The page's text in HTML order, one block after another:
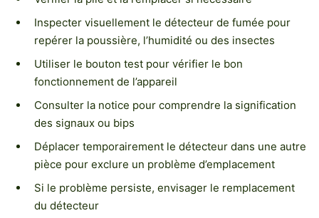
Inspecter visuellement le détecteur de fumée pour
repérer la poussière, l’humidité ou des insectes
Utiliser le bouton test pour vérifier le bon
fonctionnement de l’appareil
Consulter la notice pour comprendre la signification
des signaux ou bips
Déplacer temporairement le détecteur dans une autre
pièce pour exclure un problème d’emplacement
Si le problème persiste, envisager le remplacement
du détecteur